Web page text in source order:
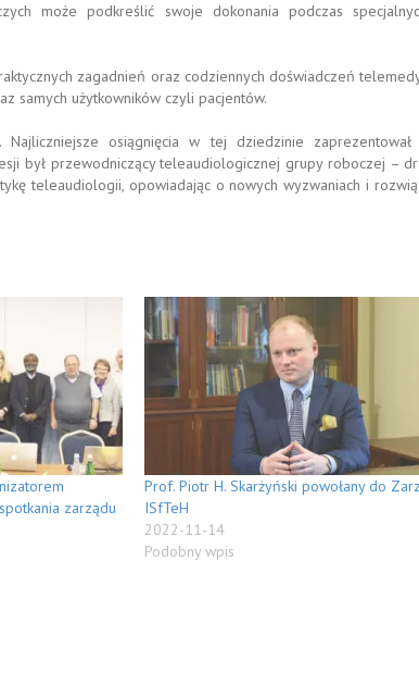
może podkreślić swoje dokonania podczas
zagadnień oraz codziennych doświadczeń
samych użytkowników czyli pacjentów.
osiągnięcia w tej dziedzinie zaprezentował
był przewodniczący teleaudiologicznej grupy roboczej –
teleaudiologii, opowiadając o nowych wyzwaniach i
zarządu
Prof. Piotr H. Skarżyński powołany do
ISfTeH
2022-11-14
Podobny wpis